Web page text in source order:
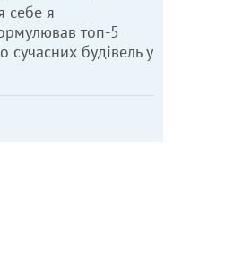
себе я
топ-5
сучасних будівель у